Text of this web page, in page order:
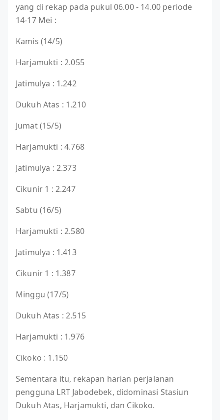
yang di rekap pada pukul 06.00 - 14.00 periode
14-17 Mei :
Kamis (14/5)
Harjamukti : 2.055
Jatimulya : 1.242
Dukuh Atas : 1.210
Jumat (15/5)
Harjamukti : 4.768
Jatimulya : 2.373
Cikunir 1 : 2.247
Sabtu (16/5)
Harjamukti : 2.580
Jatimulya : 1.413
Cikunir 1 : 1.387
Minggu (17/5)
Dukuh Atas : 2.515
Harjamukti : 1.976
Cikoko : 1.150
Sementara itu, rekapan harian perjalanan
pengguna LRT Jabodebek, didominasi Stasiun
Dukuh Atas, Harjamukti, dan Cikoko.